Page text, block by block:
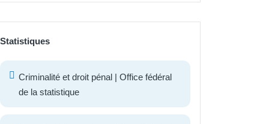
Statistiques
Criminalité et droit pénal | Office fédéral
de la statistique